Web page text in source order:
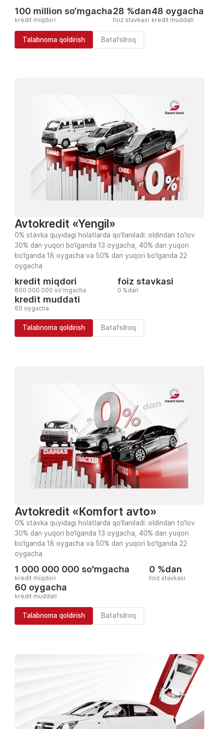
100 million so‘mgacha
kredit miqdori
28 %dan
foiz stavkasi
48 oygacha
kredit muddati
Talabnoma qoldirish Batafsilroq
Avtokredit «Yengil»
0% stavka quyidagi holatlarda qo‘llaniladi: oldindan to‘lov
30% dan yuqori bo‘lganda 13 oygacha, 40% dan yuqori
bo‘lganda 18 oygacha va 50% dan yuqori bo‘lganda 22
oygacha
kredit miqdori
600 000 000 so'mgacha
foiz stavkasi
0 %dan
kredit muddati
60 oygacha
Talabnoma qoldirish Batafsilroq
Avtokredit «Komfort avto»
0% stavka quyidagi holatlarda qo‘llaniladi: oldindan to‘lov
30% dan yuqori bo‘lganda 13 oygacha, 40% dan yuqori
bo‘lganda 18 oygacha va 50% dan yuqori bo‘lganda 22
oygacha
1 000 000 000 so'mgacha
kredit miqdori
0 %dan
foiz stavkasi
60 oygacha
kredit muddati
Talabnoma qoldirish Batafsilroq